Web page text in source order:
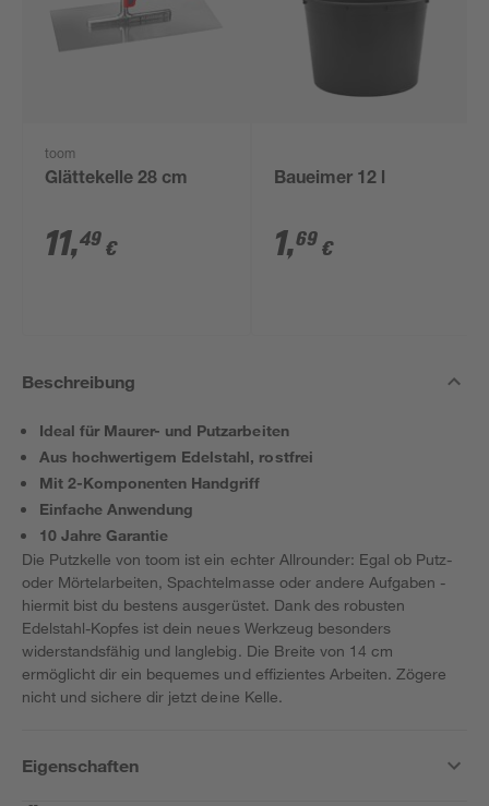
toom
Glättekelle 28 cm
11,49 €
Baueimer 12 l
1,69 €
Beschreibung
Ideal für Maurer- und Putzarbeiten
Aus hochwertigem Edelstahl, rostfrei
Mit 2-Komponenten Handgriff
Einfache Anwendung
10 Jahre Garantie
Die Putzkelle von toom ist ein echter Allrounder: Egal ob Putz-
oder Mörtelarbeiten, Spachtelmasse oder andere Aufgaben -
hiermit bist du bestens ausgerüstet. Dank des robusten
Edelstahl-Kopfes ist dein neues Werkzeug besonders
widerstandsfähig und langlebig. Die Breite von 14 cm
ermöglicht dir ein bequemes und effizientes Arbeiten. Zögere
nicht und sichere dir jetzt deine Kelle.
Eigenschaften